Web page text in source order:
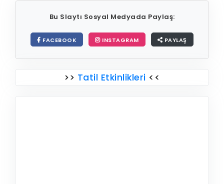
Bu Slaytı Sosyal Medyada Paylaş:
FACEBOOK INSTAGRAM PAYLAŞ
>> Tatil Etkinlikleri <<